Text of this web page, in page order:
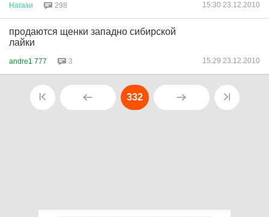
Нагази 298 15:30 23.12.2010
продаются щенки западно сибирской
лайки
andre1 777 3 15:29 23.12.2010
332